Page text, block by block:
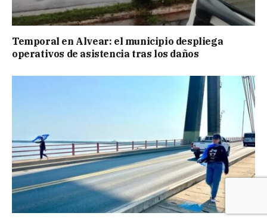
Temporal en Alvear: el municipio despliega
operativos de asistencia tras los daños